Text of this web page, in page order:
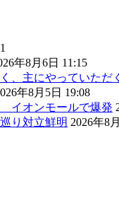
年8月6日 11:15
主にやっていただ
年8月5日 19:08
イオンモールで爆発
り対立鮮明 2026年8